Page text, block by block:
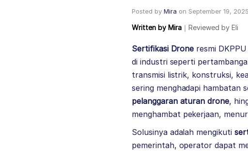
Posted by Mira on September 19, 2025
Written by Mira ｜ Reviewed by Eli
Sertifikasi Drone resmi
di industri seperti
transmisi listrik, konstruksi,
sering menghadapi hambatan
pelanggaran aturan drone,
menghambat pekerjaan,
Solusinya adalah mengikuti
pemerintah, operator dapat